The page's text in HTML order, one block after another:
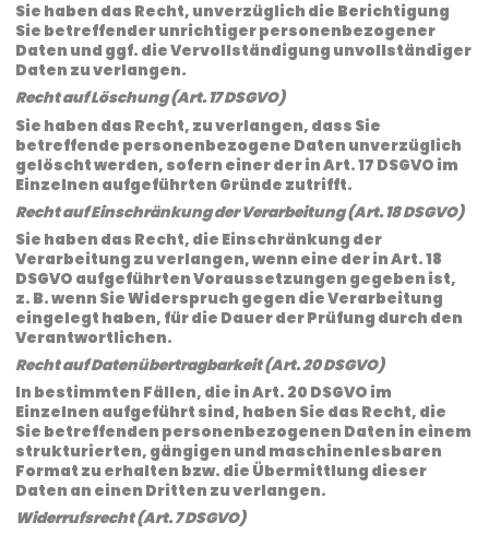
Sie haben das Recht, unverzüglich die Berichtigung
Sie betreffender unrichtiger personenbezogener
Daten und ggf. die Vervollständigung unvollständiger
Daten zu verlangen.
Recht auf Löschung (Art. 17 DSGVO)
Sie haben das Recht, zu verlangen, dass Sie
betreffende personenbezogene Daten unverzüglich
gelöscht werden, sofern einer der in Art. 17 DSGVO im
Einzelnen aufgeführten Gründe zutrifft.
Recht auf Einschränkung der Verarbeitung (Art. 18 DSGVO)
Sie haben das Recht, die Einschränkung der
Verarbeitung zu verlangen, wenn eine der in Art. 18
DSGVO aufgeführten Voraussetzungen gegeben ist,
z. B. wenn Sie Widerspruch gegen die Verarbeitung
eingelegt haben, für die Dauer der Prüfung durch den
Verantwortlichen.
Recht auf Datenübertragbarkeit (Art. 20 DSGVO)
In bestimmten Fällen, die in Art. 20 DSGVO im
Einzelnen aufgeführt sind, haben Sie das Recht, die
Sie betreffenden personenbezogenen Daten in einem
strukturierten, gängigen und maschinenlesbaren
Format zu erhalten bzw. die Übermittlung dieser
Daten an einen Dritten zu verlangen.
Widerrufsrecht (Art. 7 DSGVO)